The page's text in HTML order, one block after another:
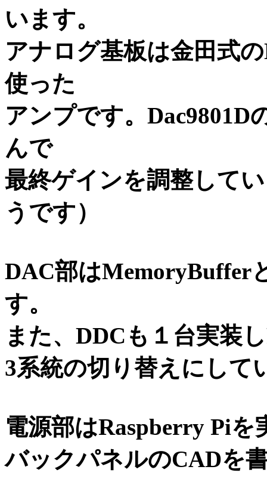
います。
アナログ基板は金田式
使った
アンプです。Dac9801D
んで
最終ゲインを調整して
うです）
DAC部はMemoryBuffer
す。
また、DDCも１台実装
3系統の切り替えにして
電源部はRaspberry Pi
バックパネルのCADを